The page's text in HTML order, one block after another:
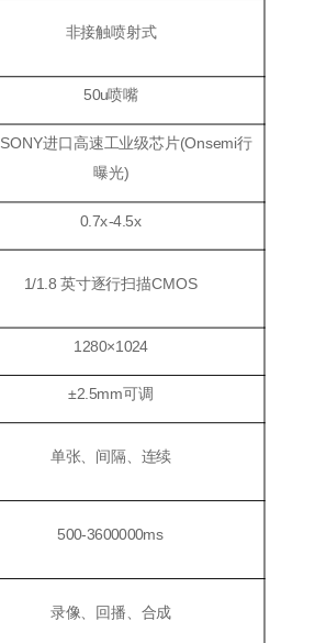
非接触喷射式
50u喷嘴
SONY进口高速工业级芯片(Onsemi行
曝光)
0.7x-4.5x
1/1.8 英寸逐行扫描CMOS
1280×1024
±2 .5mm可调
单张、间隔、连续
500-3600000ms
录像、回播、合成